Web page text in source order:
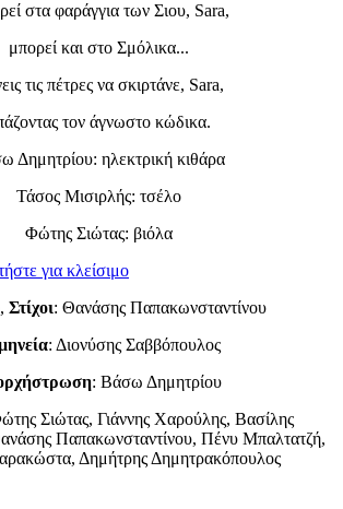
στα φαράγγια των Σιου, Sara,
μπορεί και στο Σμόλικα...
τις πέτρες να σκιρτάνε, Sara,
τον άγνωστο κώδικα.
Δημητρίου: ηλεκτρική κιθάρα
Τάσος Μισιρλής: τσέλο
Φώτης Σιώτας: βιόλα
για κλείσιμο
, Στίχοι: Θανάσης Παπακωνσταντίνου
: Διονύσης Σαββόπουλος
: Βάσω Δημητρίου
Σιώτας, Γιάννης Χαρούλης, Βασίλης
Παπακωνσταντίνου, Πένυ Μπαλτατζή,
Δημήτρης Δημητρακόπουλος